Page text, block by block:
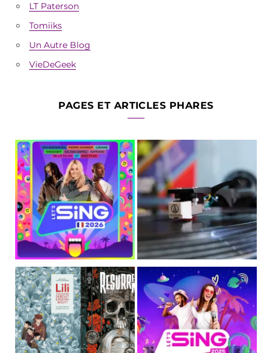
LT Paterson
Tomiiks
Un Autre Blog
VieDeGeek
PAGES ET ARTICLES PHARES